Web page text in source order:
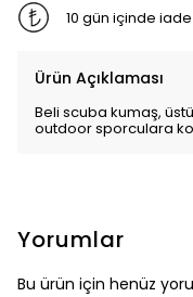
10 gün içinde
Ürün Açıklaması
Beli scuba kumaş,
outdoor sporculara
Yorumlar
Bu ürün için henüz